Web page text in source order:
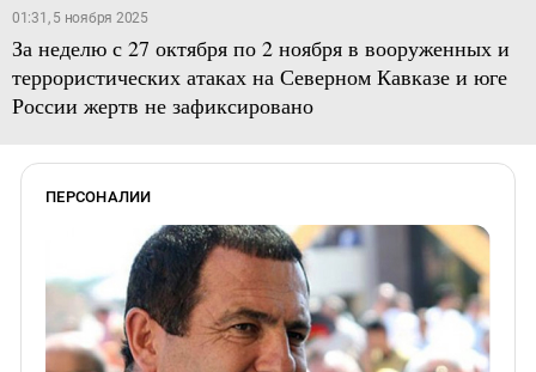
01:31, 5 ноября 2025
За неделю с 27 октября по 2 ноября в вооруженных и
террористических атаках на Северном Кавказе и юге
России жертв не зафиксировано
ПЕРСОНАЛИИ